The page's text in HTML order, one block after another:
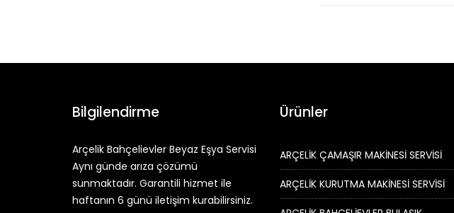
Bilgilendirme
Arçelik Bahçelievler Beyaz Eşya Servisi
Aynı günde arıza çözümü
sunmaktadır. Garantili hizmet ile
haftanın 6 günü iletişim kurabilirsiniz.
Ürünler
ARÇELİK ÇAMAŞIR MAKİNESİ SERVİSİ
ARÇELİK KURUTMA MAKİNESİ SERVİSİ